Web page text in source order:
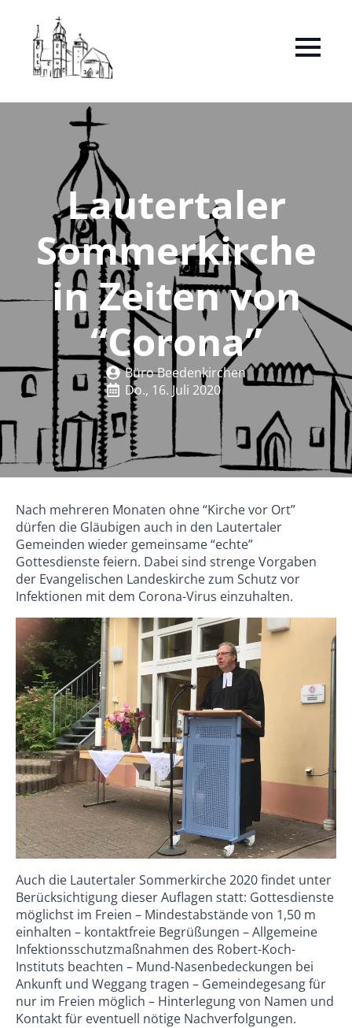
Lautertaler
Sommerkirche
in Zeiten von
“Corona”
Büro Beedenkirchen
Do., 16. Juli 2020
Nach mehreren Monaten ohne “Kirche vor Ort”
dürfen die Gläubigen auch in den Lautertaler
Gemeinden wieder gemeinsame “echte”
Gottesdienste feiern. Dabei sind strenge Vorgaben
der Evangelischen Landeskirche zum Schutz vor
Infektionen mit dem Corona-Virus einzuhalten.
Auch die Lautertaler Sommerkirche 2020 findet unter
Berücksichtigung dieser Auflagen statt: Gottesdienste
möglichst im Freien – Mindestabstände von 1,50 m
einhalten – kontaktfreie Begrüßungen – Allgemeine
Infektionsschutzmaßnahmen des Robert-Koch-
Instituts beachten – Mund-Nasenbedeckungen bei
Ankunft und Weggang tragen – Gemeindegesang für
nur im Freien möglich – Hinterlegung von Namen und
Kontakt für eventuell nötige Nachverfolgungen.